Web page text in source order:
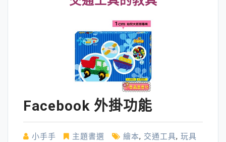
Facebook 外掛功能
小手手 主題書選 繪本, 交通工具, 玩具